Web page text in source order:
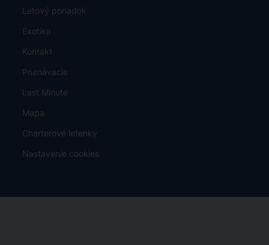
Letový poriadok
Exotika
Kontakt
Poznávacie
Last Minute
Mapa
Charterové letenky
Nastavenie cookies